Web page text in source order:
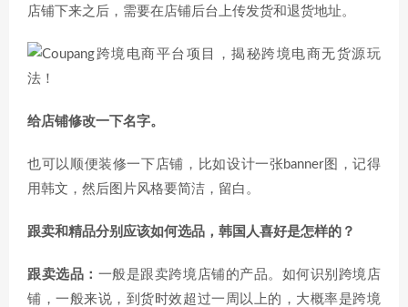
店铺下来之后，需要在店铺后台上传发货和退货地址。
给店铺修改一下名字。
也可以顺便装修一下店铺，比如设计一张banner图，记得
用韩文，然后图片风格要简洁，留白。
跟卖和精品分别应该如何选品，韩国人喜好是怎样的？
跟卖选品： 一般是跟卖跨境店铺的产品。如何识别跨境店
铺，一般来说，到货时效超过一周以上的，大概率是跨境